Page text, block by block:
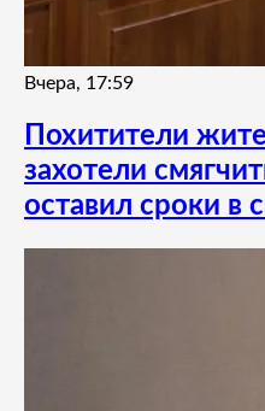
Вчера, 17:59
Похитители
захотели
оставил сроки в